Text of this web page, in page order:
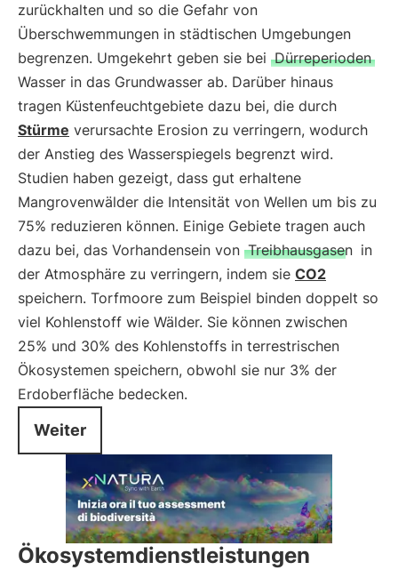
zurückhalten und so die Gefahr von
Überschwemmungen in städtischen Umgebungen
begrenzen. Umgekehrt geben sie bei Dürreperioden
Wasser in das Grundwasser ab. Darüber hinaus
tragen Küstenfeuchtgebiete dazu bei, die durch
Stürme verursachte Erosion zu verringern, wodurch
der Anstieg des Wasserspiegels begrenzt wird.
Studien haben gezeigt, dass gut erhaltene
Mangrovenwälder die Intensität von Wellen um bis zu
75% reduzieren können. Einige Gebiete tragen auch
dazu bei, das Vorhandensein von Treibhausgasen in
der Atmosphäre zu verringern, indem sie CO2
speichern. Torfmoore zum Beispiel binden doppelt so
viel Kohlenstoff wie Wälder. Sie können zwischen
25% und 30% des Kohlenstoffs in terrestrischen
Ökosystemen speichern, obwohl sie nur 3% der
Erdoberfläche bedecken.
Weiter
Ökosystemdienstleistungen